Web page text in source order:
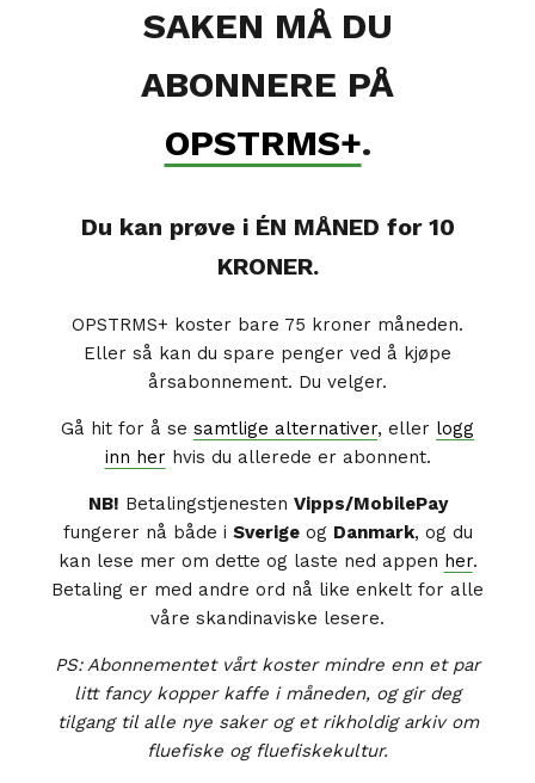
SAKEN MÅ DU
ABONNERE PÅ
OPSTRMS+.
Du kan prøve i ÉN MÅNED for 10
KRONER.
OPSTRMS+ koster bare 75 kroner måneden.
Eller så kan du spare penger ved å kjøpe
årsabonnement. Du velger.
Gå hit for å se samtlige alternativer, eller logg
inn herhvis du allerede er abonnent.
NB! Betalingstjenesten Vipps/MobilePay
fungerer nå både i Sverigeog Danmark, og du
kan lese mer om dette og laste ned appen her.
Betaling er med andre ord nå like enkelt for alle
våre skandinaviske lesere.
PS: Abonnementet vårt koster mindre enn et par
litt fancy kopper kaffe i måneden, og gir deg
tilgang til alle nye saker og et rikholdig arkiv om
fluefiske og fluefiskekultur.